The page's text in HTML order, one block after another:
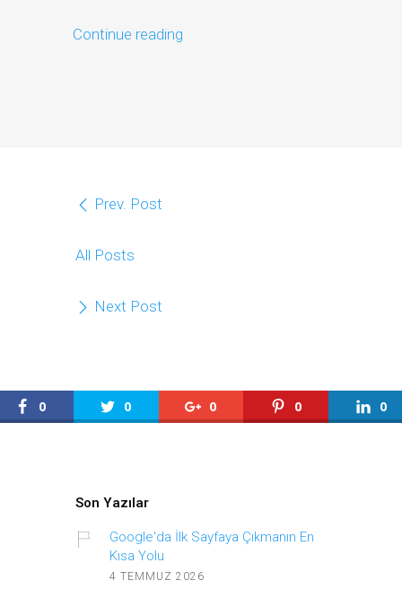
Continue reading
Prev. Post
All Posts
Next Post
0 0 0 0 0
Son Yazılar
Google'da İlk Sayfaya Çıkmanın En
Kısa Yolu
4 TEMMUZ 2026